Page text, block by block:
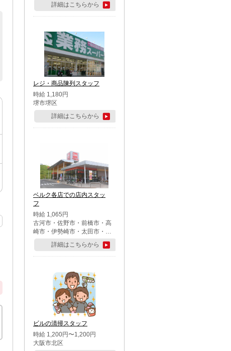
詳細はこちらから
レジ・商品陳列スタッフ
時給 1,180円
堺市堺区
詳細はこちらから
ベルク各店での店内スタッ
フ
時給 1,065円
古河市・佐野市・前橋市・高
崎市・伊勢崎市・太田市・館
林市・藤岡市・大泉町・さい
たま市北区・川越市・熊谷
市・行田市・秩父市・所沢
市・鶴ケ島市・千葉市中央
区・市川市・松戸市・習志野
市・柏市・流山市・八千代
市・足立区・江戸川区・八王
子市・町田市
詳細はこちらから
ビルの清掃スタッフ
時給 1,200円〜1,200円
大阪市北区